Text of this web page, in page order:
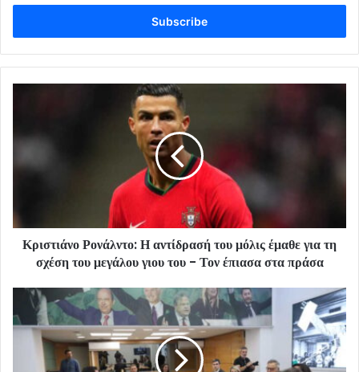
Email
Κριστιάνο Ρονάλντο: Η αντίδρασή του μόλις έμαθε για τη
σχέση του μεγάλου γιου του - Τον έπιασα στα πράσα